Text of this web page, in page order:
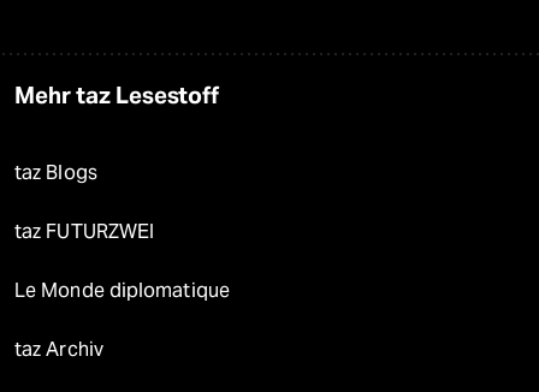
Mehr taz Lesestoff
taz Blogs
taz FUTURZWEI
Le Monde diplomatique
taz Archiv